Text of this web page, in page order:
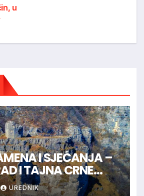
u
I SJEĆANJA –
I TAJNA CRNE
UREDNIK